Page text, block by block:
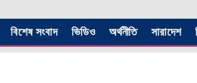
বিশেষ সংবাদ ভিডিও অর্থনীতি সারাদেশ